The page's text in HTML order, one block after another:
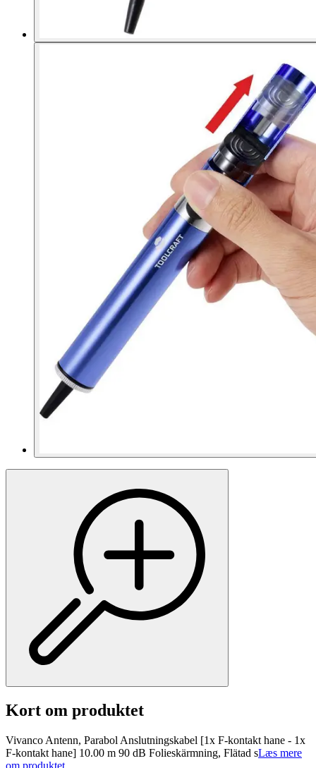
Kort om produktet
Vivanco Antenn, Parabol Anslutningskabel [1x F-kontakt hane - 1x
F-kontakt hane] 10.00 m 90 dB Folieskärmning, Flätad sLæs mere